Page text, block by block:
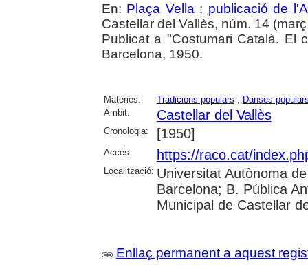
En: Plaça Vella : publicació de
Castellar del Vallès, núm. 14
Publicat a "Costumari Català. El
Barcelona, 1950.
Matèries: Tradicions populars ; Danses
Àmbit:
Castellar del Vallès
Cronologia: [1950]
Accés: https://raco.cat/
Localització: Universitat Autònoma
Barcelona; B. Pública
Municipal de Castellar
Enllaç permanent a aquest